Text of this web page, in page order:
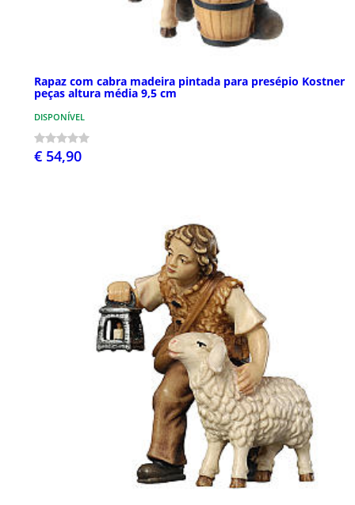
Rapaz com cabra madeira pintada para presépio Kostner
peças altura média 9,5 cm
DISPONÍVEL
€ 54,90